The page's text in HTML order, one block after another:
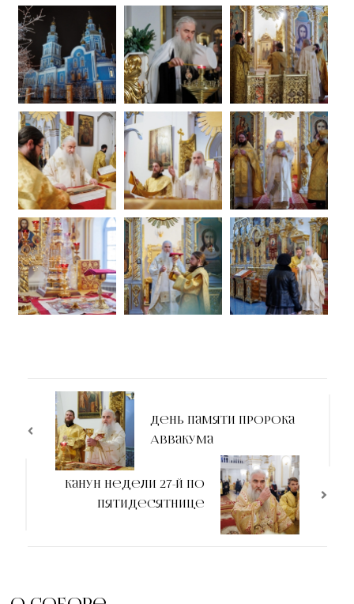
День памяти пророка
Аввакума
Канун недели 27-й по
Пятидесятнице